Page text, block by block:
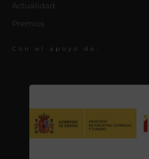
Actualidad
Premios
Con el apoyo de: